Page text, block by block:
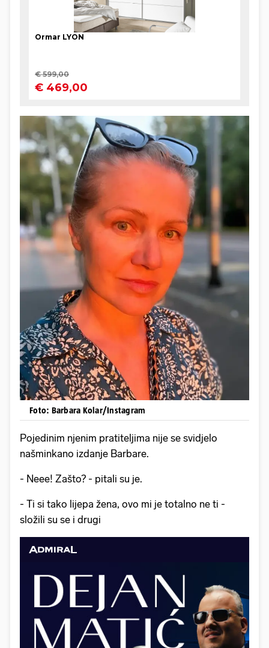
Foto: Barbara Kolar/Instagram
Pojedinim njenim pratiteljima nije se svidjelo
našminkano izdanje Barbare.
- Neee! Zašto? - pitali su je.
- Ti si tako lijepa žena, ovo mi je totalno ne ti -
složili su se i drugi